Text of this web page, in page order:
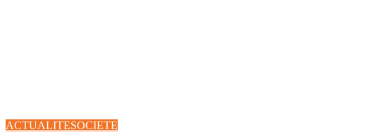
ACTUALITESOCIETE